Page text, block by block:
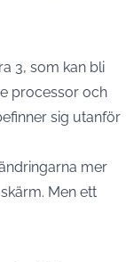
3, som kan bli
processor och
sig utanför
mer
Men ett